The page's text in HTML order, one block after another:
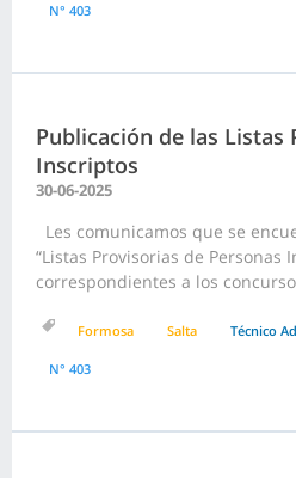
N° 403
Publicación de las Listas
Inscriptos
30-06-2025
Les comunicamos que se
“Listas Provisorias de Personas
correspondientes a los
Formosa Salta Técnico
N° 403